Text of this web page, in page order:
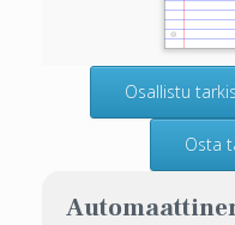
Osallistu
Osta